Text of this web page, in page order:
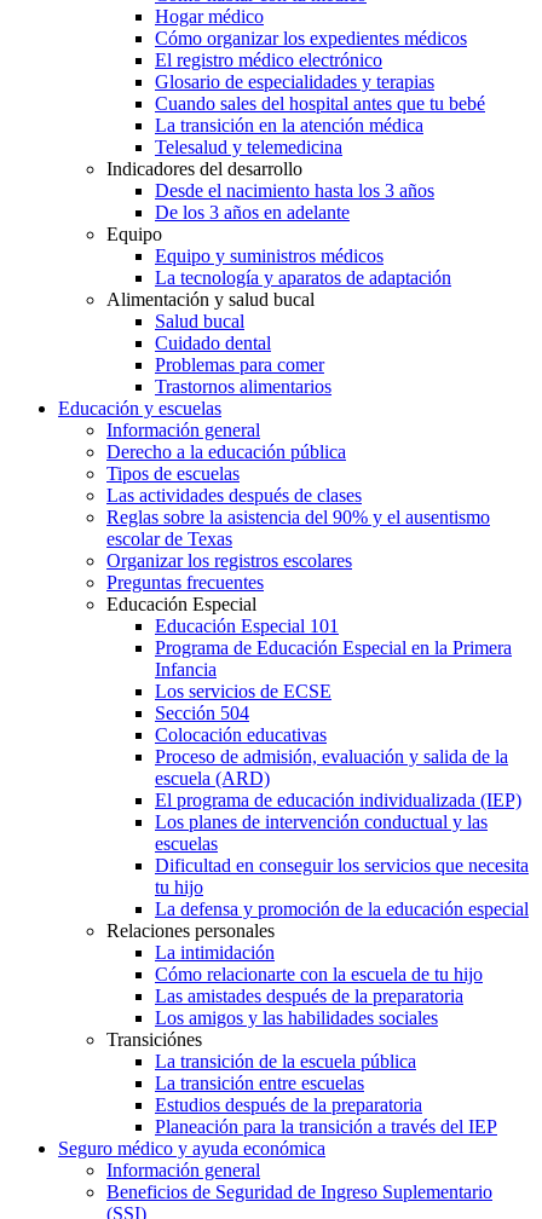
Hogar médico
Cómo organizar los expedientes médicos
El registro médico electrónico
Glosario de especialidades y terapias
Cuando sales del hospital antes que tu bebé
La transición en la atención médica
Telesalud y telemedicina
Indicadores del desarrollo
Desde el nacimiento hasta los 3 años
De los 3 años en adelante
Equipo
Equipo y suministros médicos
La tecnología y aparatos de adaptación
Alimentación y salud bucal
Salud bucal
Cuidado dental
Problemas para comer
Trastornos alimentarios
Educación y escuelas
Información general
Derecho a la educación pública
Tipos de escuelas
Las actividades después de clases
Reglas sobre la asistencia del 90% y el ausentismo
escolar de Texas
Organizar los registros escolares
Preguntas frecuentes
Educación Especial
Educación Especial 101
Programa de Educación Especial en la Primera
Infancia
Los servicios de ECSE
Sección 504
Colocación educativas
Proceso de admisión, evaluación y salida de la
escuela (ARD)
El programa de educación individualizada (IEP)
Los planes de intervención conductual y las
escuelas
Dificultad en conseguir los servicios que necesita
tu hijo
La defensa y promoción de la educación especial
Relaciones personales
La intimidación
Cómo relacionarte con la escuela de tu hijo
Las amistades después de la preparatoria
Los amigos y las habilidades sociales
Transiciónes
La transición de la escuela pública
La transición entre escuelas
Estudios después de la preparatoria
Planeación para la transición a través del IEP
Seguro médico y ayuda económica
Información general
Beneficios de Seguridad de Ingreso Suplementario
(SSI)